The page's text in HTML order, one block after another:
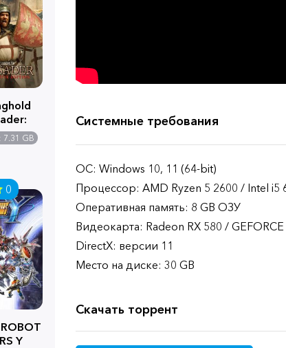
7.31 GB
0
Y
Системные требования
ОС: Windows 10, 11 (64-bit)
Процессор: AMD Ryzen 5 2600 / Intel i5
Оперативная память: 8 GB ОЗУ
Видеокарта: Radeon RX 580 /
DirectX: версии 11
Место на диске: 30 GB
Скачать торрент